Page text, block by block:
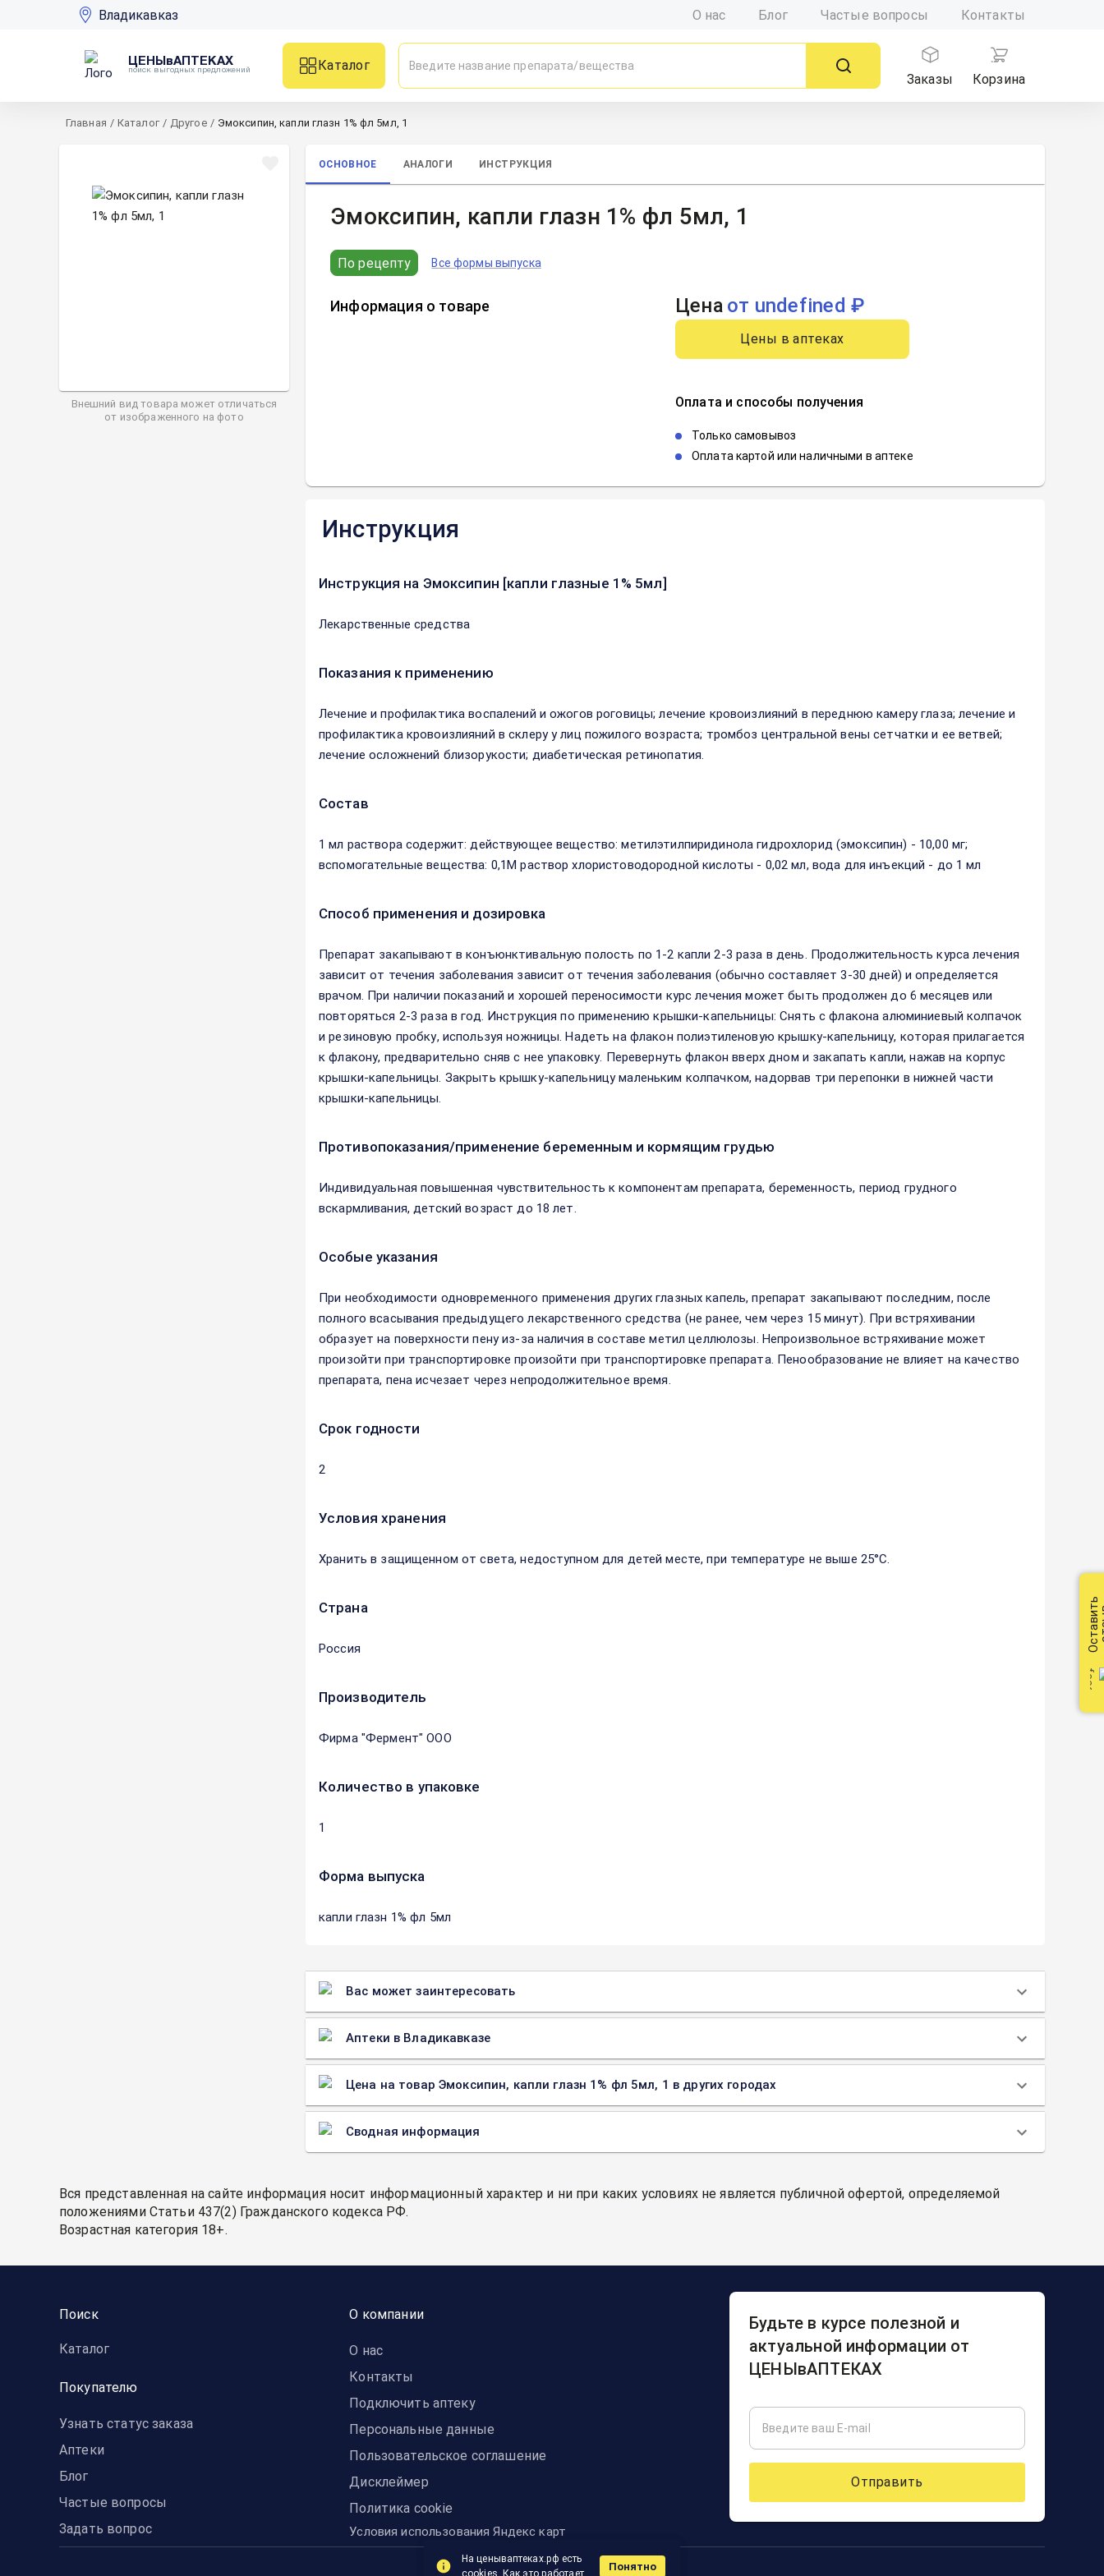
Владикавказ О нас Блог Частые вопросы Контакты
ЦЕНЫвАПТЕКАХ
поиск выгодных предложений
Каталог
Заказы
Корзина
Главная / Каталог / Другое / Эмоксипин, капли глазн 1% фл 5мл, 1
Внешний вид товара может отличаться
от изображенного на фото
ОСНОВНОЕ АНАЛОГИ ИНСТРУКЦИЯ
Эмоксипин, капли глазн 1% фл 5мл, 1
По рецепту Все формы выпуска
Информация о товаре Цена от undefined ₽
Цены в аптеках
Оплата и способы получения
Только самовывоз
Оплата картой или наличными в аптеке
Инструкция
Инструкция на Эмоксипин [капли глазные 1% 5мл]
Лекарственные средства
Показания к применению
Лечение и профилактика воспалений и ожогов роговицы; лечение кровоизлияний в переднюю камеру глаза; лечение и
профилактика кровоизлияний в склеру у лиц пожилого возраста; тромбоз центральной вены сетчатки и ее ветвей;
лечение осложнений близорукости; диабетическая ретинопатия.
Состав
1 мл раствора содержит: действующее вещество: метилэтилпиридинола гидрохлорид (эмоксипин) - 10,00 мг;
вспомогательные вещества: 0,1М раствор хлористоводородной кислоты - 0,02 мл, вода для инъекций - до 1 мл
Способ применения и дозировка
Препарат закапывают в конъюнктивальную полость по 1-2 капли 2-3 раза в день. Продолжительность курса лечения
зависит от течения заболевания зависит от течения заболевания (обычно составляет 3-30 дней) и определяется
врачом. При наличии показаний и хорошей переносимости курс лечения может быть продолжен до 6 месяцев или
повторяться 2-3 раза в год. Инструкция по применению крышки-капельницы: Снять с флакона алюминиевый колпачок
и резиновую пробку, используя ножницы. Надеть на флакон полиэтиленовую крышку-капельницу, которая прилагается
к флакону, предварительно сняв с нее упаковку. Перевернуть флакон вверх дном и закапать капли, нажав на корпус
крышки-капельницы. Закрыть крышку-капельницу маленьким колпачком, надорвав три перепонки в нижней части
крышки-капельницы.
Противопоказания/применение беременным и кормящим грудью
Индивидуальная повышенная чувствительность к компонентам препарата, беременность, период грудного
вскармливания, детский возраст до 18 лет.
Особые указания
При необходимости одновременного применения других глазных капель, препарат закапывают последним, после
полного всасывания предыдущего лекарственного средства (не ранее, чем через 15 минут). При встряхивании
образует на поверхности пену из-за наличия в составе метил целлюлозы. Непроизвольное встряхивание может
произойти при транспортировке произойти при транспортировке препарата. Пенообразование не влияет на качество
препарата, пена исчезает через непродолжительное время.
Срок годности
2
Условия хранения
Хранить в защищенном от света, недоступном для детей месте, при температуре не выше 25°С.
Страна
Россия
Производитель
Фирма "Фермент" ООО
Количество в упаковке
1
Форма выпуска
капли глазн 1% фл 5мл
Вас может заинтересовать
Аптеки в Владикавказе
Цена на товар Эмоксипин, капли глазн 1% фл 5мл, 1 в других городах
Сводная информация
Вся представленная на сайте информация носит информационный характер и ни при каких условиях не является публичной офертой, определяемой
положениями Статьи 437(2) Гражданского кодекса РФ.
Возрастная категория 18+.
Поиск
Каталог
Покупателю
Узнать статус заказа
Аптеки
Блог
Частые вопросы
Задать вопрос
О компании
О нас
Контакты
Подключить аптеку
Персональные данные
Пользовательское соглашение
Дисклеймер
Политика cookie
Условия использования Яндекс карт
Будьте в курсе полезной и
актуальной информации от
ЦЕНЫвАПТЕКАХ
Отправить
Оставить
На ценываптеках.рф есть
cookies.
Как это работает
Понятно